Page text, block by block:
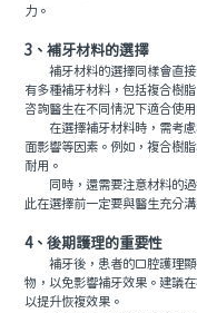
力。
3、補牙材料的選擇
補牙材料的選擇同樣會直接
有多種補牙材料，包括複合樹
咨詢醫生在不同情況下適合使用
在選擇補牙材料時，需考慮
面影響等因素。例如，複合樹
耐用。
同時，還需要注意材料的過
此在選擇前一定要與醫生充分
4、後期護理的重要性
補牙後，患者的口腔護理顯
物，以免影響補牙效果。建議
以提升恢複效果。